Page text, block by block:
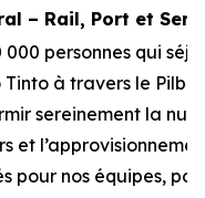
– Rail, Port et
personnes qui
à travers le
sereinement la
et
pour nos équipes,